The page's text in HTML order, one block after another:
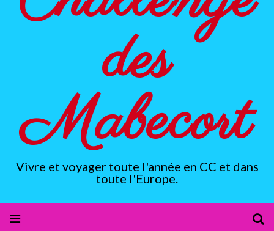
des
Mabecort
Vivre et voyager toute l'année en CC et dans
toute l'Europe.